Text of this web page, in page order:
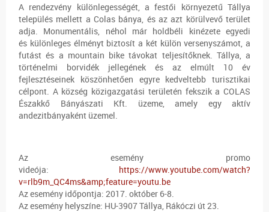
A rendezvény különlegességét, a festői környezetű Tállya
település mellett a Colas bánya, és az azt körülvevő terület
adja. Monumentális, néhol már holdbéli kinézete egyedi
és különleges élményt biztosít a két külön versenyszámot, a
futást és a mountain bike távokat teljesítőknek. Tállya, a
történelmi borvidék jellegének és az elmúlt 10 év
fejlesztéseinek köszönhetően egyre kedveltebb turisztikai
célpont. A község közigazgatási területén fekszik a COLAS
Északkő Bányászati Kft. üzeme, amely egy aktív
andezitbányaként üzemel.
Az esemény promo
videója: https://www.youtube.com/watch?
v=rlb9m_QC4ms&amp;feature=youtu.be
Az esemény időpontja: 2017. október 6-8.
Az esemény helyszíne: HU-3907 Tállya, Rákóczi út 23.